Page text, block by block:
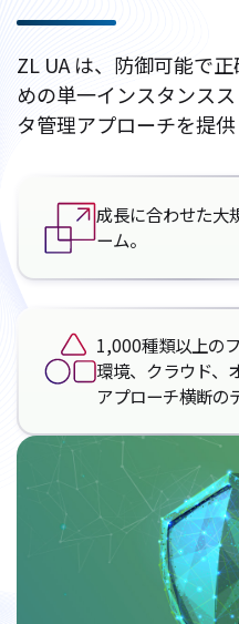
ZL UA は、防御可能で
めの単一インスタンス
タ管理アプローチを提供
成長に合わせた大
ーム。
1,000種類以上の
環境、クラウド、
アプローチ横断の